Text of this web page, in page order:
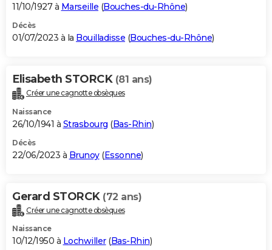
11/10/1927 à Marseille (Bouches-du-Rhône)
Décès
01/07/2023 à la Bouilladisse (Bouches-du-Rhône)
Elisabeth STORCK (81 ans)
Créer une cagnotte obsèques
Naissance
26/10/1941 à Strasbourg (Bas-Rhin)
Décès
22/06/2023 à Brunoy(Essonne)
Gerard STORCK (72 ans)
Créer une cagnotte obsèques
Naissance
10/12/1950 à Lochwiller(Bas-Rhin)